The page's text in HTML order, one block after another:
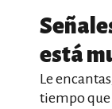
está
Le
tiempo que